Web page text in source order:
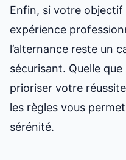
Enfin, si votre objectif
expérience
l’alternance reste un
sécurisant. Quelle
prioriser votre
les règles vous
sérénité.